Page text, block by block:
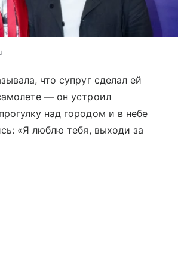
что супруг сделал ей
— он устроил
над городом и в небе
«Я люблю тебя, выходи за